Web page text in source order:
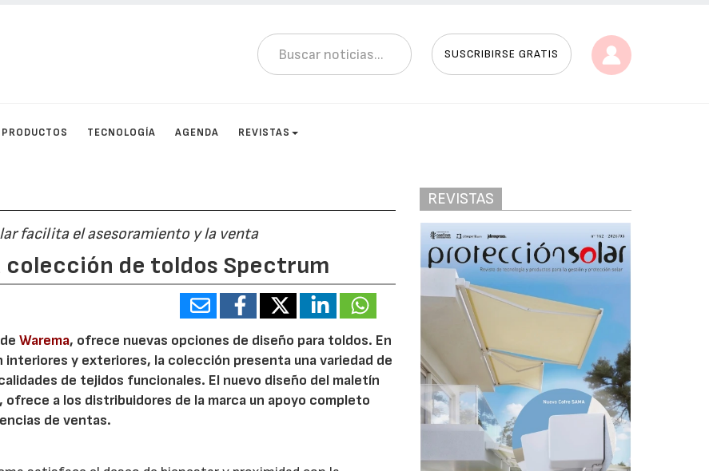
SUSCRIBIRSE GRATIS
PRODUCTOS TECNOLOGÍA AGENDA REVISTAS
facilita el asesoramiento y la venta
colección de toldos Spectrum
deWarema, ofrece nuevas opciones de diseño para toldos. En
y exteriores, la colección presenta una variedad de
de tejidos funcionales. El nuevo diseño del maletín
a los distribuidores de la marca un apoyo completo
de ventas.
REVISTAS